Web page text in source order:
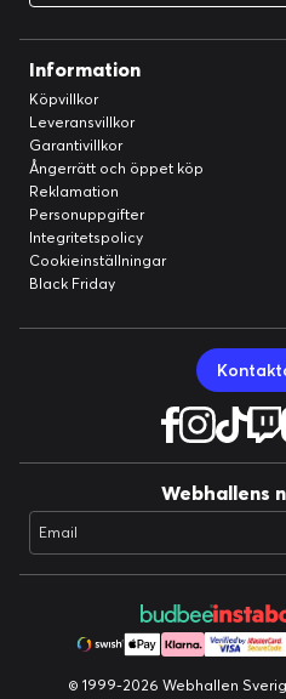
Information
Köpvillkor
Leveransvillkor
Garantivillkor
Ångerrätt och öppet köp
Reklamation
Personuppgifter
Integritetspolicy
Cookieinställningar
Black Friday
Webhallens
Email
© 1999-2026 Webhallen